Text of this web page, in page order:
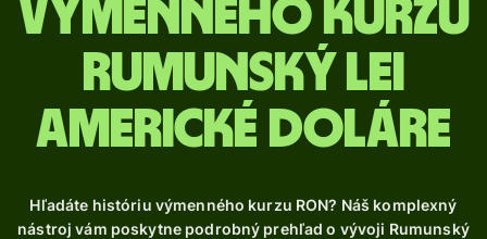
výmenného kurzu
Rumunský lei
americké doláre
Hľadáte históriu výmenného kurzu RON? Náš komplexný
nástroj vám poskytne podrobný prehľad o vývoji Rumunský